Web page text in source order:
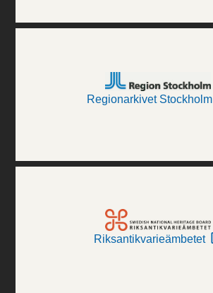
Regionarkivet Stockholm
Riksantikvarieämbetet